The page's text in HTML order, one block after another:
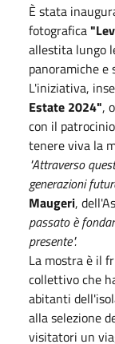
È stata
fotografica
allestita lungo
panoramiche e
L'iniziativa,
Estate 2024",
con il
tenere viva la
"Attraverso
generazioni
Maugeri,
passato è
presente".
La mostra è il
collettivo che
abitanti
alla selezione
visitatori un